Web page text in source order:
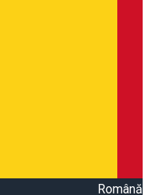
Română